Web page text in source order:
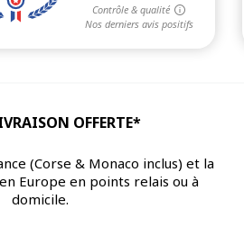
OFFERTE*
(Corse & Monaco inclus) et la
Europe en points relais ou à
domicile.